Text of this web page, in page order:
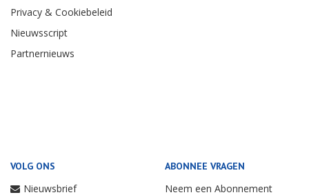
Privacy & Cookiebeleid
Nieuwsscript
Partnernieuws
VOLG ONS
Nieuwsbrief
ABONNEE VRAGEN
Neem een Abonnement